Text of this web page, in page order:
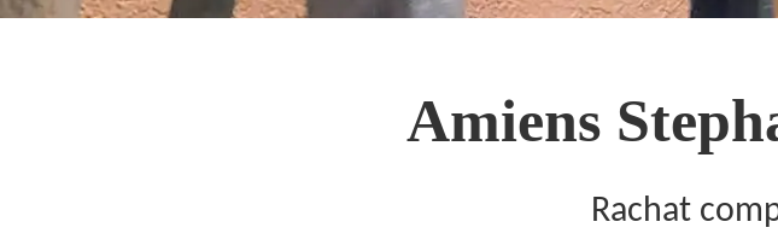
Amiens
Rachat